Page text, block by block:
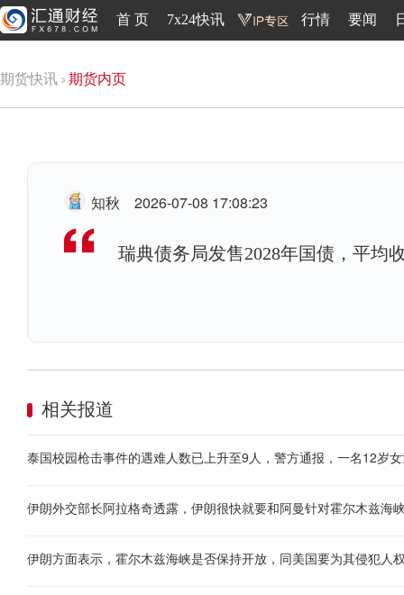
首 页 7x24快讯 行情 要闻
期货快讯 期货内页
知秋 2026-07-08 17:08:23
瑞典债务局发售2028年国债，平均
相关报道
泰国校园枪击事件的遇难人数已上升至9人，警方通报，一名12岁